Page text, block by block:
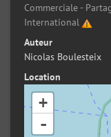
Commerciale -
International
Auteur
Nicolas Boulesteix
Location
+
-